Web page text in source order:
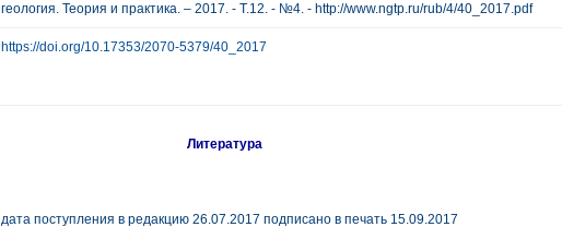
геология. Теория и практика. – 2017. - Т.12. - №4. - http://www.ngtp.ru/rub/4/40_2017.pdf
https://doi.org/10.17353/2070-5379/40_2017
Литература
дата поступления в редакцию 26.07.2017 подписано в печать 15.09.2017